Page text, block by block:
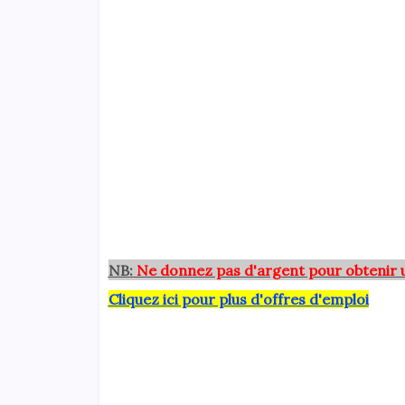
NB: Ne donnez pas d'argent pour obtenir
Cliquez ici pour plus d'offres d'emploi